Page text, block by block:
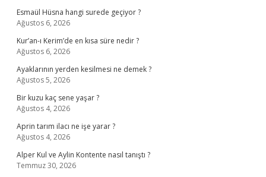
Esmaül Hüsna hangi surede geçiyor ?
Ağustos 6, 2026
Kur’an-ı Kerim’de en kısa süre nedir ?
Ağustos 6, 2026
Ayaklarının yerden kesilmesi ne demek ?
Ağustos 5, 2026
Bir kuzu kaç sene yaşar ?
Ağustos 4, 2026
Aprin tarım ilacı ne işe yarar ?
Ağustos 4, 2026
Alper Kul ve Aylin Kontente nasıl tanıştı ?
Temmuz 30, 2026